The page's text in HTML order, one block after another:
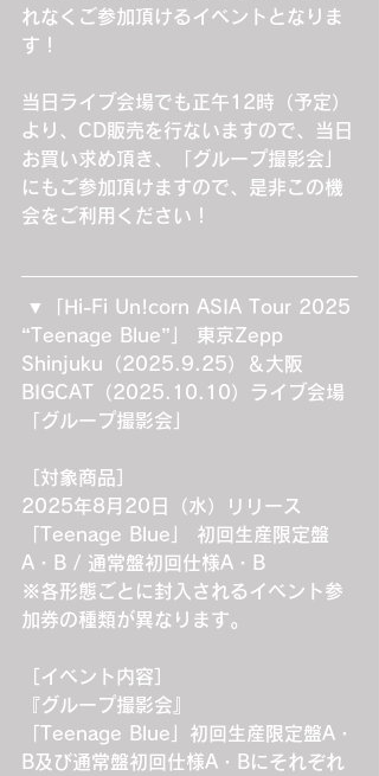
れなくご参加頂けるイベントとなりま
す！
当日ライブ会場でも正午12時（予定）
より、CD販売を行ないますので、当日
お買い求め頂き、「グループ撮影会」
にもご参加頂けますので、是非この機
会をご利用ください！
▼「Hi-Fi Un!corn ASIA Tour 2025
“Teenage Blue”」 東京Zepp
Shinjuku（2025.9.25）＆大阪
BIGCAT（2025.10.10）ライブ会場
「グループ撮影会」
［対象商品］
2025年8月20日（水）リリース
「Teenage Blue」 初回生産限定盤
A・B / 通常盤初回仕様A・B
※各形態ごとに封入されるイベント参
加券の種類が異なります。
［イベント内容］
『グループ撮影会』
「Teenage Blue」初回生産限定盤A・
B及び通常盤初回仕様A・Bにそれぞれ